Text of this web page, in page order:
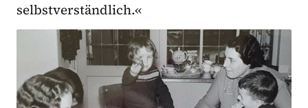
selbstverständlich.«